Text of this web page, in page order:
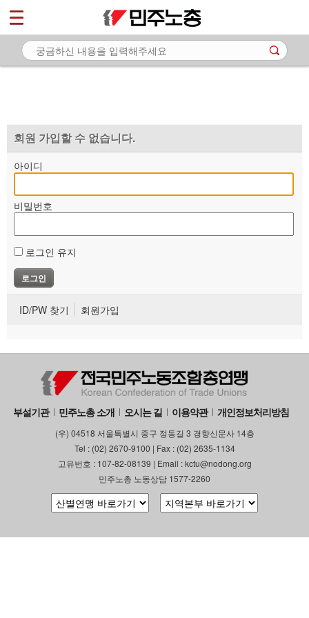
회원 가입할 수 없습니다.
아이디
비밀번호
로그인 유지
ID/PW 찾기 회원가입
부설기관 민주노총 소개 오시는 길 이용약관 개인정보처리방침
(우) 04518 서울특별시 중구 정동길 3 경향신문사 14층
Tel : (02) 2670-9100 | Fax : (02) 2635-1134
고유번호 : 107-82-08139 | Email : kctu@nodong.org
민주노총 노동상담 1577-2260
마이페이지
소개
자료
부설기관